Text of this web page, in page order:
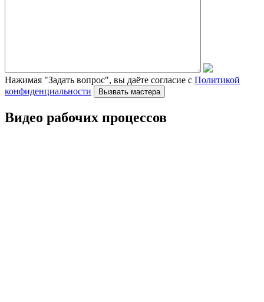
Нажимая "Задать вопрос", вы даёте согласие с Политикой
конфиденциальности
Видео рабочих процессов